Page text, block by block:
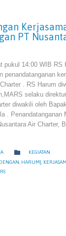
PT
pukul 14:00 WIB RS
penandatanganan
. RS Harum
selaku
diwakili oleh
. Penandatanganan
Air Charter,
 CATEGORY
KEGIATAN
HARUM]
RS